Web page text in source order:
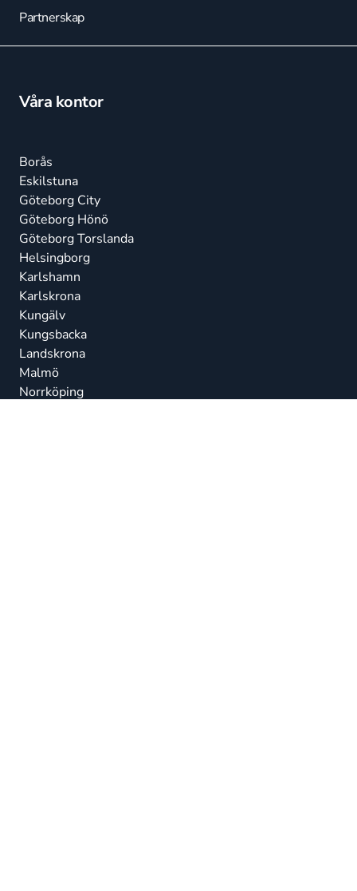
Partnerskap
Våra kontor
Borås
Eskilstuna
Göteborg City
Göteborg Hönö
Göteborg Torslanda
Helsingborg
Karlshamn
Karlskrona
Kungälv
Kungsbacka
Landskrona
Malmö
Norrköping